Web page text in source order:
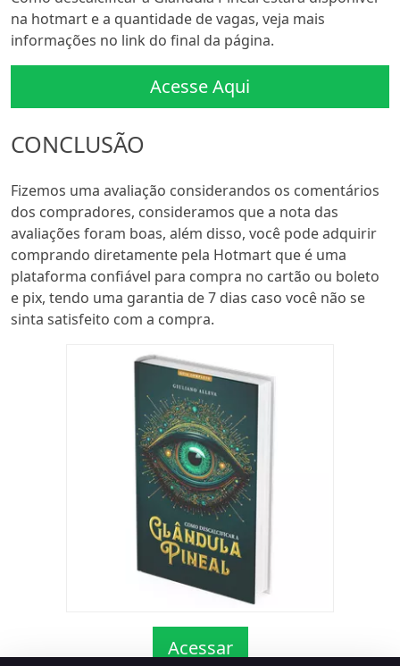
na hotmart e a quantidade de vagas, veja mais
informações no link do final da página.
Acesse Aqui
CONCLUSÃO
Fizemos uma avaliação considerandos os comentários
dos compradores, consideramos que a nota das
avaliações foram boas, além disso, você pode adquirir
comprando diretamente pela Hotmart que é uma
plataforma confiável para compra no cartão ou boleto
e pix, tendo uma garantia de 7 dias caso você não se
sinta satisfeito com a compra.